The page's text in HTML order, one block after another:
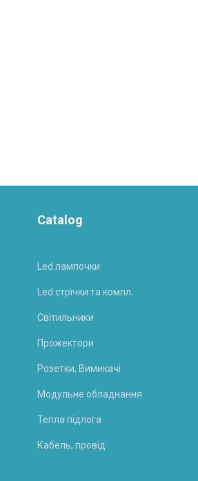
Catalog
Led лампочки
Led стрічки та компл.
Світильники
Прожектори
Розетки, Вимикачі
Модульне обладнання
Тепла підлога
Кабель, провід